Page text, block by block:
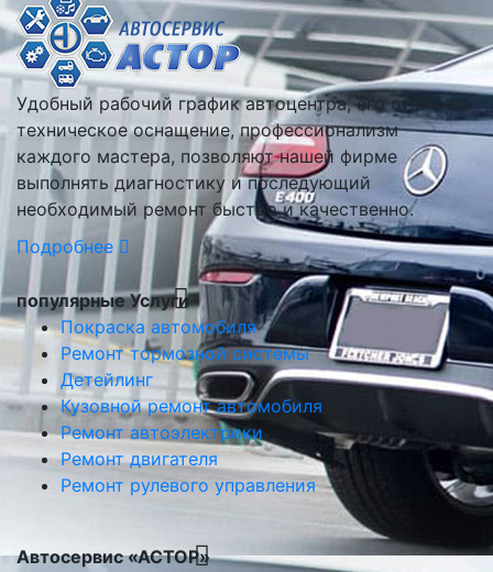
Удобный рабочий график автоцентра, его отличное
техническое оснащение, профессионализм
каждого мастера, позволяют нашей фирме
выполнять диагностику и последующий
необходимый ремонт быстро и качественно.
Подробнее
популярные Услуги
Покраска автомобиля
Ремонт тормозной системы
Детейлинг
Кузовной ремонт автомобиля
Ремонт автоэлектрики
Ремонт двигателя
Ремонт рулевого управления
Автосервис «АСТОР»